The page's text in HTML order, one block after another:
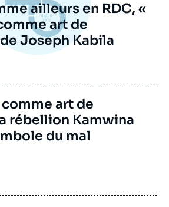
ailleurs en RDC, «
art de
Joseph Kabila
art de
rébellion Kamwina
du mal